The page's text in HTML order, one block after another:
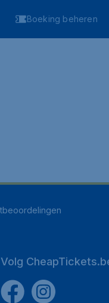
Boeking beheren
Volg